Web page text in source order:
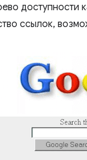
доступности
ссылок,